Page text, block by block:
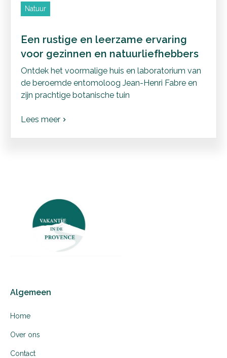
Natuur
Een rustige en leerzame ervaring
voor gezinnen en natuurliefhebbers
Ontdek het voormalige huis en laboratorium van
de beroemde entomoloog Jean-Henri Fabre en
zijn prachtige botanische tuin
Lees meer chevron_right
Algemeen
Home
Over ons
Contact